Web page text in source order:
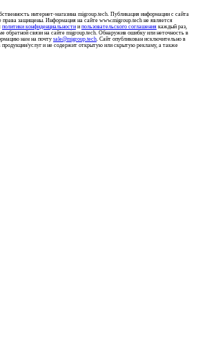
интернет-магазина migroup.tech. Публикация информации с сайта
права защищены. Информация на сайте www.migroup.tech не является
политики конфиденциальности и пользовательского соглашения каждый раз,
обратной связи на сайте migroup.tech. Обнаружив ошибку или неточность в
нам на почту sale@migroup.tech. Сайт опубликован исключительно в
продукции/услуг и не содержит открытую или скрытую рекламу, а также